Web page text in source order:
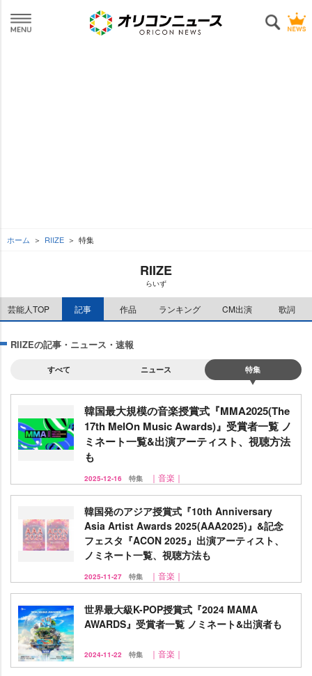
ホーム RIIZE 特集
RIIZE
らいず
芸能人TOP 記事 作品 ランキング CM出演 歌詞
RIIZEの記事・ニュース・速報
すべて ニュース 特集
韓国最大規模の音楽授賞式『MMA2025(The
17th MelOn Music Awards)』受賞者一覧 ノ
ミネート一覧&出演アーティスト、視聴方法
も
2025-12-16 特集 ｜音楽｜
韓国発のアジア授賞式『10th Anniversary
Asia Artist Awards 2025(AAA2025)』&記念
フェスタ『ACON 2025』出演アーティスト、
ノミネート一覧、視聴方法も
2025-11-27 特集 ｜音楽｜
世界最大級K-POP授賞式『2024 MAMA
AWARDS』受賞者一覧 ノミネート&出演者も
2024-11-22 特集 ｜音楽｜